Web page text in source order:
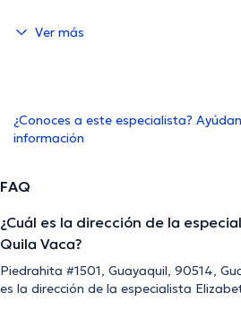
Ver más
¿Conoces a este especialista?
información
FAQ
¿Cuál es la dirección de la
Quila Vaca?
Piedrahita #1501, Guayaquil, 90514,
es la dirección de la especialista